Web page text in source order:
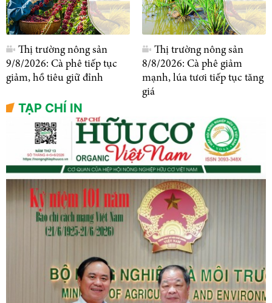
Thị trường nông sản
9/8/2026: Cà phê tiếp tục
giảm, hồ tiêu giữ đỉnh
Thị trường nông sản
8/8/2026: Cà phê giảm
mạnh, lúa tươi tiếp tục tăng
giá
TẠP CHÍ IN